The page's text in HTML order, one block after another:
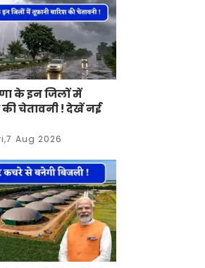
के इन जिलों में
की चेतावनी ! देखें नई
Aug 2026